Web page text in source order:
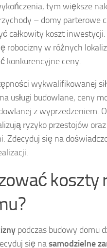
tym większe
– domy parterowe
całkowity koszt
robocizny w różnych
konkurencyjne ceny.
wykwalifikowanej
usługi budowlane, ceny
z wyprzedzeniem.
ryzyko przestojów
Zdecyduj się na
koszty
podczas budowy domu
się nasamodzielne